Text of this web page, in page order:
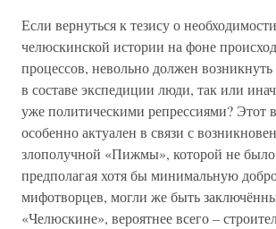
Если вернуться к тезису о
челюскинской истории на фоне
процессов, невольно должен
в составе экспедиции люди, так или
уже политическими репрессиями? Этот
особенно актуален в связи с
злополучной «Пижмы», которой не
предполагая хотя бы минимальную
мифотворцев, могли же быть
«Челюскине», вероятнее всего –